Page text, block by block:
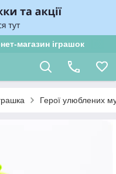
магазин іграшок
Герої улюблених